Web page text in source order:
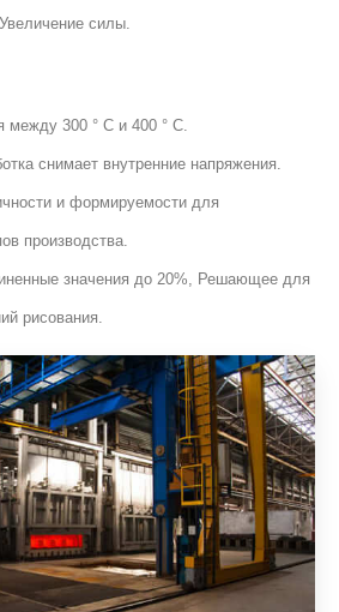
силы.
между 300 ° C и 400 ° C.
снимает внутренние напряжения.
и формируемости для
производства.
значения до 20%, Решающее для
рисования.